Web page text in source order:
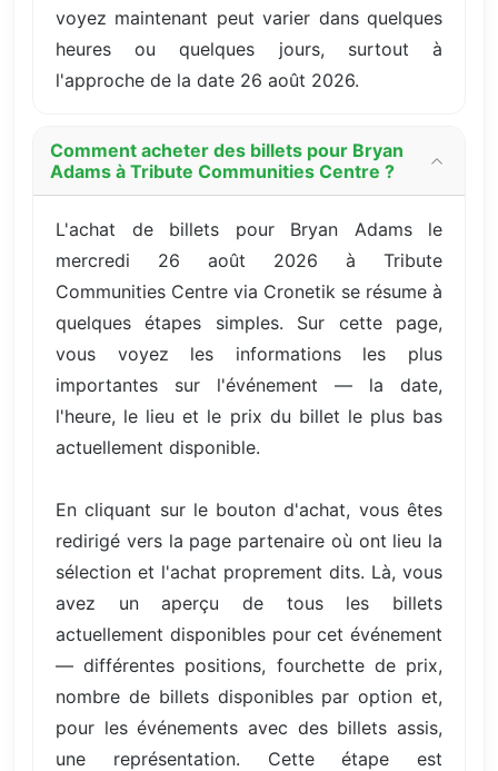
voyez maintenant peut varier dans quelques
heures ou quelques jours, surtout à
l'approche de la date 26 août 2026.
Comment acheter des billets pour Bryan
Adams à Tribute Communities Centre ?
L'achat de billets pour Bryan Adams le
mercredi 26 août 2026 à Tribute
Communities Centre via Cronetik se résume à
quelques étapes simples. Sur cette page,
vous voyez les informations les plus
importantes sur l'événement — la date,
l'heure, le lieu et le prix du billet le plus bas
actuellement disponible.
En cliquant sur le bouton d'achat, vous êtes
redirigé vers la page partenaire où ont lieu la
sélection et l'achat proprement dits. Là, vous
avez un aperçu de tous les billets
actuellement disponibles pour cet événement
— différentes positions, fourchette de prix,
nombre de billets disponibles par option et,
pour les événements avec des billets assis,
une représentation. Cette étape est